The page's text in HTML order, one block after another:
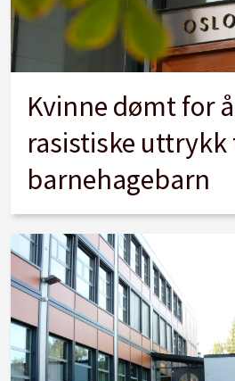
Kvinne dømt for
rasistiske
barnehagebarn